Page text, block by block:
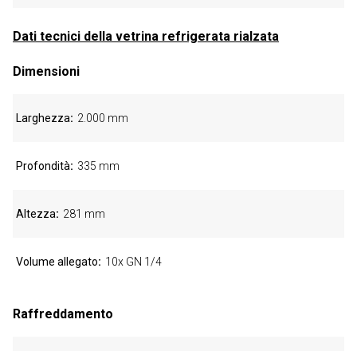
Dati tecnici della vetrina refrigerata rialzata
Dimensioni
Larghezza 2.000 mm
Profondità 335 mm
Altezza 281 mm
Volume allegato 10x GN 1/4
Raffreddamento